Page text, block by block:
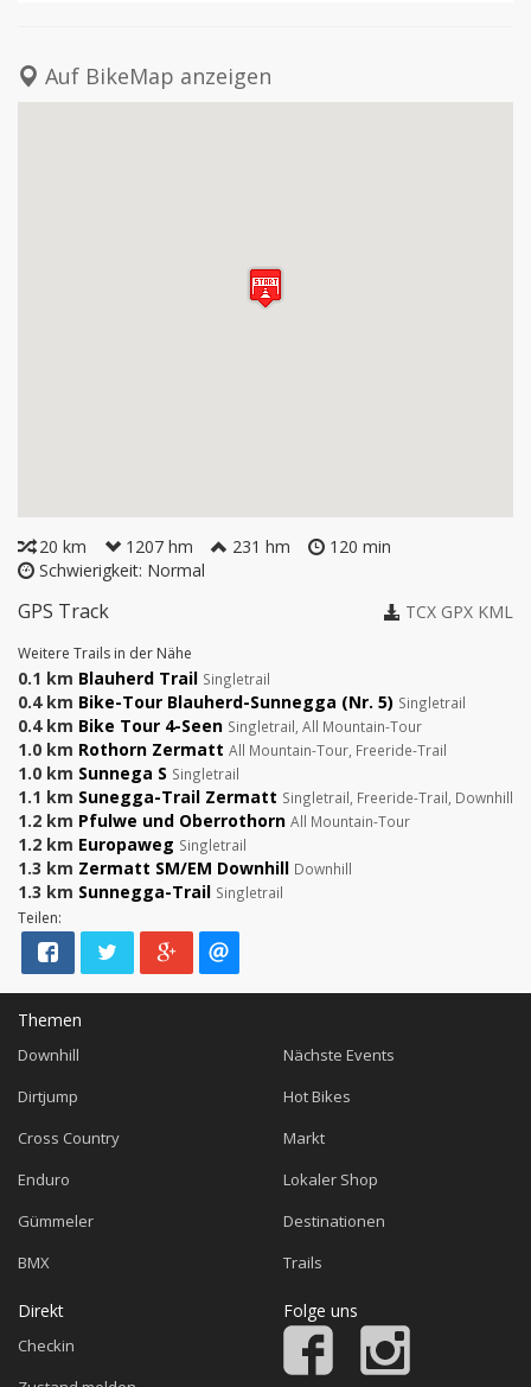
Auf BikeMap anzeigen
20 km 1207 hm 231 hm
120 min
Schwierigkeit: Normal
GPS Track TCX GPX KML
Weitere Trails in der Nähe
0.1 km Blauherd Trail Singletrail
0.4 km Bike-Tour Blauherd-Sunnegga (Nr. 5) Singletrail
0.4 km Bike Tour 4-Seen Singletrail, All Mountain-Tour
1.0 km Rothorn Zermatt All Mountain-Tour, Freeride-Trail
1.0 km Sunnega S Singletrail
1.1 km Sunegga-Trail Zermatt Singletrail, Freeride-Trail, Downhill
1.2 km Pfulwe und Oberrothorn All Mountain-Tour
1.2 km Europaweg Singletrail
1.3 km Zermatt SM/EM Downhill Downhill
1.3 km Sunnegga-Trail Singletrail
Teilen:
Themen
Downhill
Dirtjump
Cross Country
Enduro
Gümmeler
BMX
Nächste Events
Hot Bikes
Markt
Lokaler Shop
Destinationen
Trails
Direkt
Checkin
Folge uns